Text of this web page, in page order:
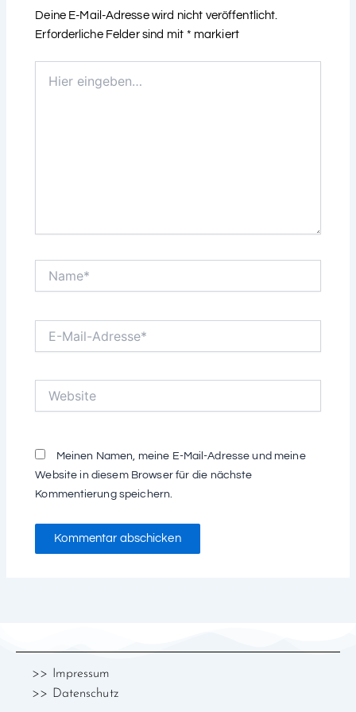
Deine E-Mail-Adresse wird nicht veröffentlicht.
Erforderliche Felder sind mit * markiert
eingeben…
Mail-
Meinen Namen, meine E-Mail-Adresse und meine
Website in diesem Browser für die nächste
Kommentierung speichern.
>>
Impressum
>> Datenschutz